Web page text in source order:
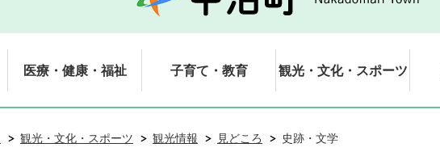
医療・健康・福祉 子育て・教育 観光・文化・スポーツ
観光・文化・スポーツ 観光情報 見どころ 史跡・文学